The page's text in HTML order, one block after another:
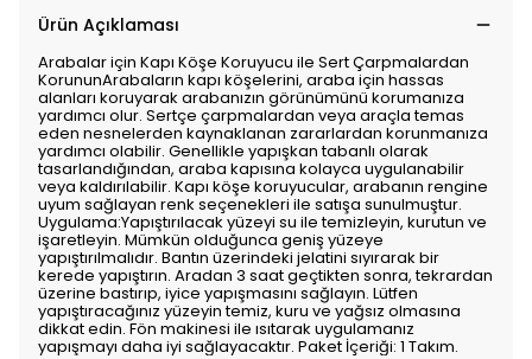
Ürün Açıklaması
Arabalar için Kapı Köşe Koruyucu ile Sert Çarpmalardan
KorununArabaların kapı köşelerini, araba için hassas
alanları koruyarak arabanızın görünümünü korumanıza
yardımcı olur. Sertçe çarpmalardan veya araçla temas
eden nesnelerden kaynaklanan zararlardan korunmanıza
yardımcı olabilir. Genellikle yapışkan tabanlı olarak
tasarlandığından, araba kapısına kolayca uygulanabilir
veya kaldırılabilir. Kapı köşe koruyucular, arabanın rengine
uyum sağlayan renk seçenekleri ile satışa sunulmuştur.
Uygulama:Yapıştırılacak yüzeyi su ile temizleyin, kurutun ve
işaretleyin. Mümkün olduğunca geniş yüzeye
yapıştırılmalıdır. Bantın üzerindeki jelatini sıyırarak bir
kerede yapıştırın. Aradan 3 saat geçtikten sonra, tekrardan
üzerine bastırıp, iyice yapışmasını sağlayın. Lütfen
yapıştıracağınız yüzeyin temiz, kuru ve yağsız olmasına
dikkat edin. Fön makinesi ile ısıtarak uygulamanız
yapışmayı daha iyi sağlayacaktır. Paket İçeriği: 1 Takım.